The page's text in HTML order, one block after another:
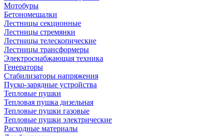
Мотобуры
Бетономешалки
Лестницы секционные
Лестницы стремянки
Лестницы телескопические
Лестницы трансформеры
Электроснабжающая техника
Генераторы
Стабилизаторы напряжения
Пуско-зарядные устройства
Тепловые пушки
Тепловая пушка дизельная
Тепловые пушки газовые
Тепловые пушки электрические
Расходные материалы